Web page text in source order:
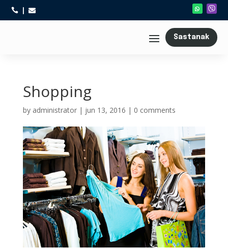
 
Sastanak
Shopping
by administrator| jun 13, 2016 | 0 comments